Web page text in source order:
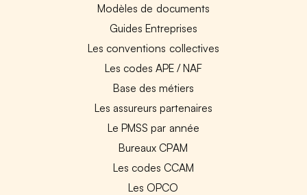
Modèles de documents
Guides Entreprises
Les conventions collectives
Les codes APE / NAF
Base des métiers
Les assureurs partenaires
Le PMSS par année
Bureaux CPAM
Les codes CCAM
Les OPCO